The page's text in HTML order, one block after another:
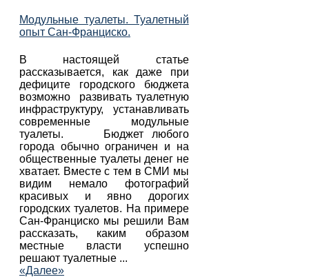
Модульные туалеты. Туалетный
опыт Сан-Франциско.
В настоящей статье
рассказывается, как даже при
дефиците городского бюджета
возможно развивать туалетную
инфраструктуру, устанавливать
современные модульные
туалеты. Бюджет любого
города обычно ограничен и на
общественные туалеты денег не
хватает. Вместе с тем в СМИ мы
видим немало фотографий
красивых и явно дорогих
городских туалетов. На примере
Сан-Франциско мы решили Вам
рассказать, каким образом
местные власти успешно
решают туалетные ...
«Далее»